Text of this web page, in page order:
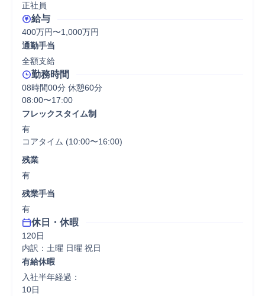
正社員
給与
400万円〜1,000万円
通勤手当
全額支給
勤務時間
08時間00分 休憩60分
08:00〜17:00
フレックスタイム制
有
コアタイム (10:00〜16:00)
残業
有
残業手当
有
休日・休暇
120日
内訳：土曜 日曜 祝日
有給休暇
入社半年経過：
10日